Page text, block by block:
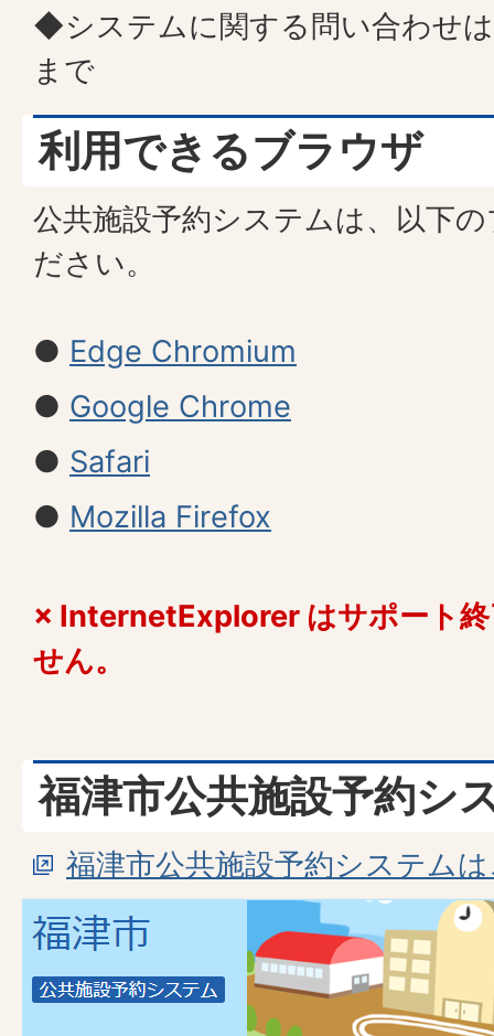
◆システムに関する問い合わせ
まで
利用できるブラウザ
公共施設予約システムは、以下
ださい。
● Edge Chromium
● Google Chrome
● Safari
● Mozilla Firefox
× InternetExplorer はサポート
せん。
福津市公共施設予約シ
福津市公共施設予約システム